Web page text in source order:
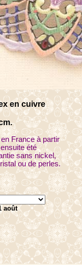
en cuivre
France à partir
été
sans nickel,
ou de perles.
août